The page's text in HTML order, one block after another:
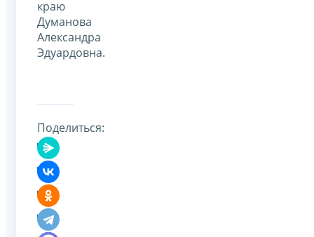
краю
Думанова
Александра
Эдуардовна.
Поделиться: